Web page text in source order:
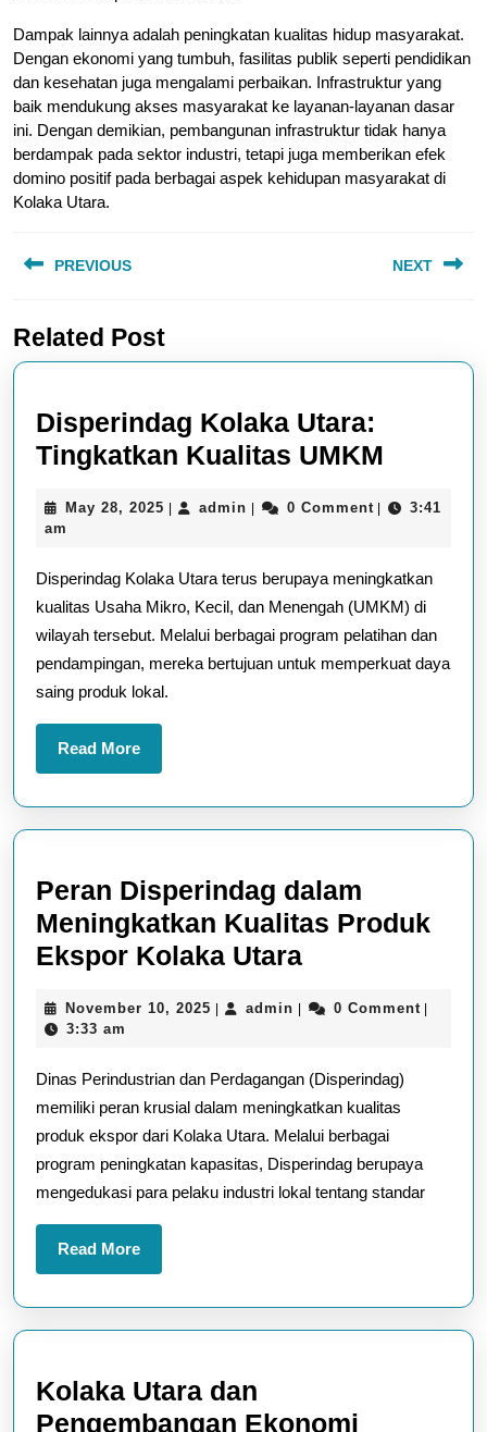
Dampak lainnya adalah peningkatan kualitas hidup masyarakat.
Dengan ekonomi yang tumbuh, fasilitas publik seperti pendidikan
dan kesehatan juga mengalami perbaikan. Infrastruktur yang
baik mendukung akses masyarakat ke layanan-layanan dasar
ini. Dengan demikian, pembangunan infrastruktur tidak hanya
berdampak pada sektor industri, tetapi juga memberikan efek
domino positif pada berbagai aspek kehidupan masyarakat di
Kolaka Utara.
navigation
PREVIOUS
post:
NEXT
Related Post
Disperindag Kolaka Utara:
Tingkatkan Kualitas UMKM
Utara:
Kualitas
UMKM
May 28, 2025 May
| admin admin
| 0 Comment |
3:41
am
Disperindag Kolaka Utara terus berupaya meningkatkan
kualitas Usaha Mikro, Kecil, dan Menengah (UMKM) di
wilayah tersebut. Melalui berbagai program pelatihan dan
pendampingan, mereka bertujuan untuk memperkuat daya
saing produk lokal.
Read MoreRead
More
Peran Disperindag dalam
Meningkatkan Kualitas Produk
Ekspor Kolaka UtaraPeran
dalam
Kualitas
Produk
Ekspor
Kolaka
November 10, 2025 November
| admin admin
| 0 Comment |
3:33 am
Dinas Perindustrian dan Perdagangan (Disperindag)
memiliki peran krusial dalam meningkatkan kualitas
produk ekspor dari Kolaka Utara. Melalui berbagai
program peningkatan kapasitas, Disperindag berupaya
mengedukasi para pelaku industri lokal tentang standar
Read MoreRead
More
Kolaka Utara dan
Pengembangan Ekonomi